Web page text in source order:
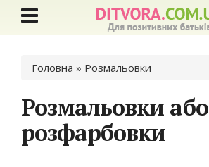
Ви є тут
Головна » Розмальовки
Розмальовки або
розфарбовки